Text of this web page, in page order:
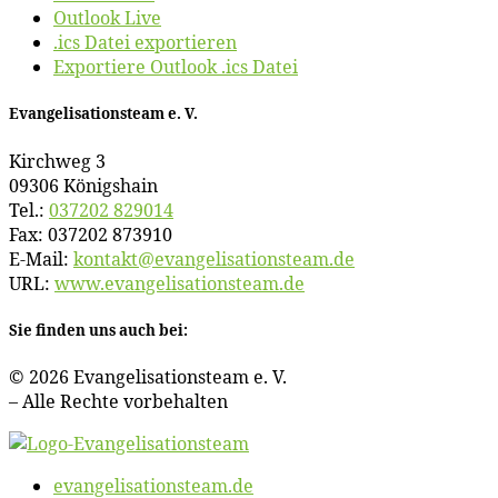
Outlook Live
.ics Datei exportieren
Exportiere Outlook .ics Datei
Evan­ge­li­sa­ti­ons­team e. V.
Kirch­weg 3
09306 Königshain
Tel.: 037202 829014
Fax: 037202 873910
E‑Mail: kontakt@​evangelisationsteam.​de
URL: www​.evan​ge​li​sa​ti​ons​team​.de
Sie fin­den uns auch bei:
© 2026 Evan­ge­li­sa­ti­ons­team e. V.
– Al­le Rech­te vorbehalten
evangelisationsteam.de